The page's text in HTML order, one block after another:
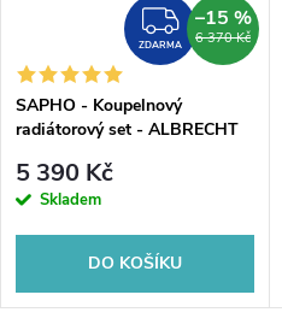
ZDARMA
ZDARMA 6 370 Kč
–15 %
SAPHO - Koupelnový
radiátorový set - ALBRECHT
sada, krycí rozety, středové
připojení, Bílá
5 390 Kč
Skladem
DO KOŠÍKU